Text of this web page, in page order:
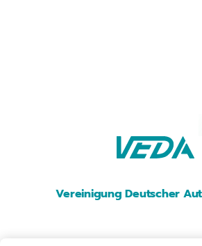
Vereinigung Deutscher